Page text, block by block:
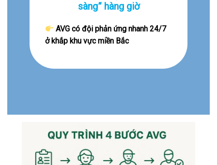
sàng” hàng giờ
AVG có đội phản ứng nhanh 24/7
ở khắp khu vực miền Bắc